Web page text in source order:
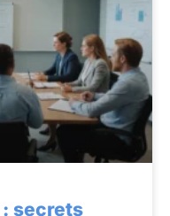
secrets